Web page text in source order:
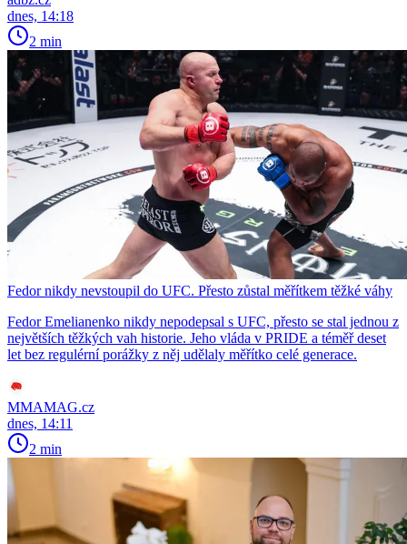
dnes, 14:18
2 min
Fedor nikdy nevstoupil do UFC. Přesto zůstal měřítkem těžké váhy
Fedor Emelianenko nikdy nepodepsal s UFC, přesto se stal jednou z
největších těžkých vah historie. Jeho vláda v PRIDE a téměř deset
let bez regulérní porážky z něj udělaly měřítko celé generace.
MMAMAG.cz
dnes, 14:11
2 min